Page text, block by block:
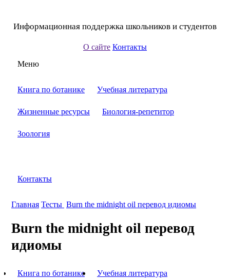
Информационная поддержка школьников и студентов
О сайте Контакты
Меню
Книга по ботанике Учебная литература
Жизненные ресурсы Биология-репетитор
Зоология
Контакты
Главная Тесты Burn the midnight oil перевод идиомы
Burn the midnight oil перевод
идиомы
Книга по ботанике Учебная литература